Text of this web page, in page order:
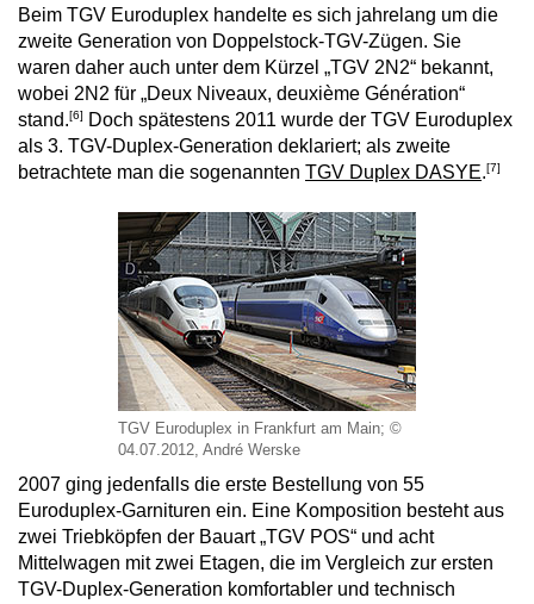
Beim TGV Euroduplex handelte es sich jahrelang um die
zweite Generation von Doppelstock-TGV-Zügen. Sie
waren daher auch unter dem Kürzel „TGV 2N2“ bekannt,
wobei 2N2 für „Deux Niveaux, deuxième Génération“
stand.[6]
Doch spätestens 2011 wurde der TGV Euroduplex
als 3. TGV-Duplex-Generation deklariert; als zweite
betrachtete man die sogenannten TGV Duplex DASYE.[7]
TGV Euroduplex in Frankfurt am Main; ©
04.07.2012, André Werske
2007 ging jedenfalls die erste Bestellung von 55
Euroduplex-Garnituren ein. Eine Komposition besteht aus
zwei Triebköpfen der Bauart „TGV POS“ und acht
Mittelwagen mit zwei Etagen, die im Vergleich zur ersten
TGV-Duplex-Generation komfortabler und technisch